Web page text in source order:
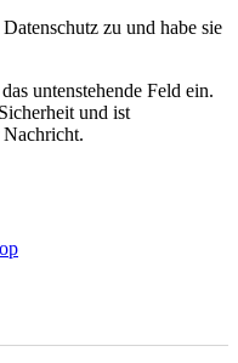
zu und habe sie
untenstehende Feld ein.
und ist
Nachricht.